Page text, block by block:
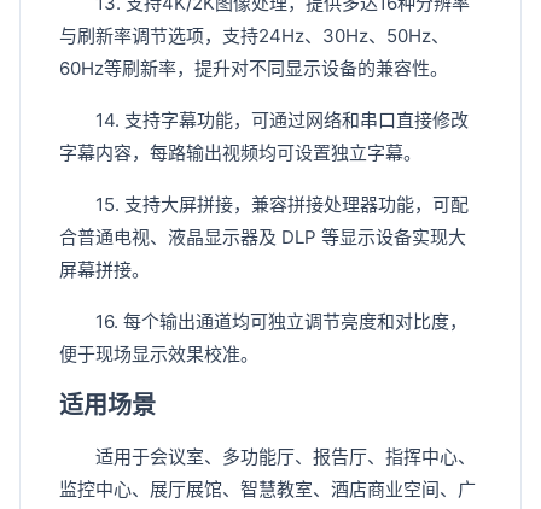
与刷新率调节选项，支持24Hz、30Hz、50Hz、
60Hz等刷新率，提升对不同显示设备的兼容性。
14. 支持字幕功能，可通过网络和串口直接修改
字幕内容，每路输出视频均可设置独立字幕。
15. 支持大屏拼接，兼容拼接处理器功能，可配
合普通电视、液晶显示器及 DLP 等显示设备实现大
屏幕拼接。
16. 每个输出通道均可独立调节亮度和对比度，
便于现场显示效果校准。
适用场景
适用于会议室、多功能厅、报告厅、指挥中心、
监控中心、展厅展馆、智慧教室、酒店商业空间、广